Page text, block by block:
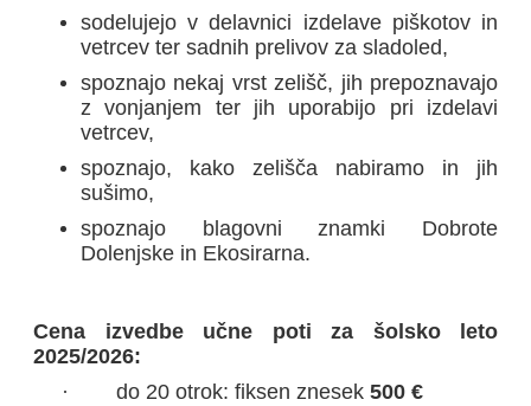
sodelujejo v delavnici izdelave piškotov in
vetrcev ter sadnih prelivov za sladoled,
spoznajo nekaj vrst zelišč, jih prepoznavajo
z vonjanjem ter jih uporabijo pri izdelavi
vetrcev,
spoznajo, kako zelišča nabiramo in jih
sušimo,
spoznajo blagovni znamki Dobrote
Dolenjske in Ekosirarna.
Cena izvedbe učne poti za šolsko leto
2025/2026:
·
do 20 otrok: fiksen znesek 500 €